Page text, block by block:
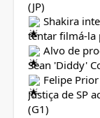
(JP)
Shakira
tentar filmá-la
Alvo de
Sean 'Diddy'
Felipe
Justiça de SP
(G1)